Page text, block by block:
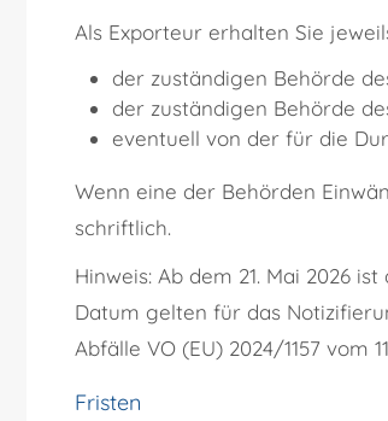
Als Exporteur erhalten Sie
der zuständigen Behörde
der zuständigen Behörde
eventuell von der für die
Wenn eine der Behörden
schriftlich.
Hinweis: Ab dem 21. Mai 2026
Datum gelten für das
Abfälle VO (EU) 2024/1157 vom
Fristen